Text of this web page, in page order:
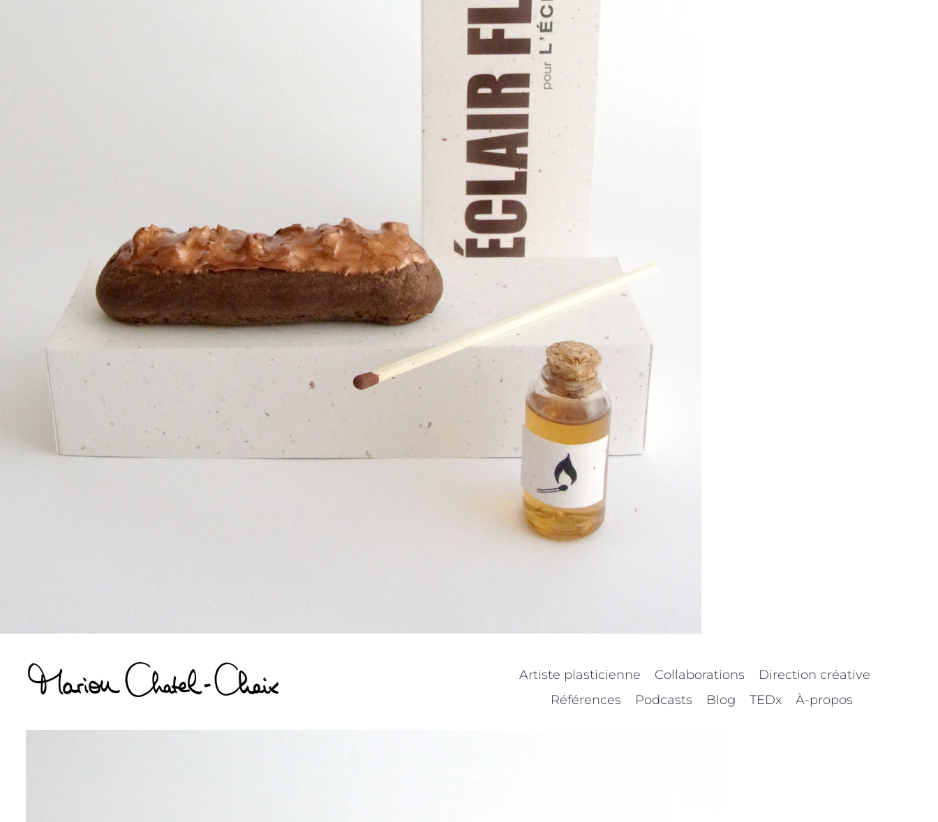
Artiste plasticienne Collaborations
Direction créative
Références
Podcasts Blog TEDx À-propos